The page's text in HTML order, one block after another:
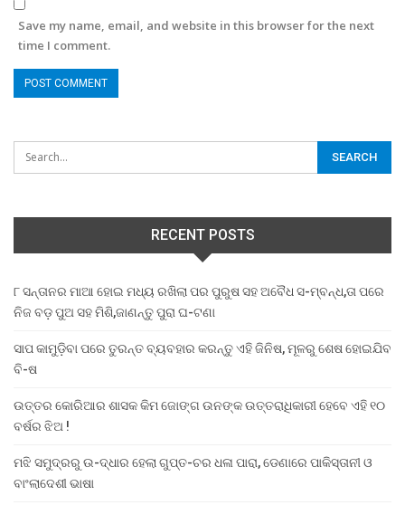
Save my name, email, and website in this browser for the next
time I comment.
RECENT POSTS
୮ ସନ୍ତାନର ମାଆ ହୋଇ ମଧ୍ୟ ରଖିଲା ପର ପୁରୁଷ ସହ ଅବୈଧ ସ-ମ୍ବନ୍ଧ,ତା ପରେ
ନିଜ ବଡ଼ ପୁଅ ସହ ମିଶି,ଜାଣନ୍ତୁ ପୁରା ଘ-ଟଣା
ସାପ କାମୁଡ଼ିବା ପରେ ତୁରନ୍ତ ବ୍ୟବହାର କରନ୍ତୁ ଏହି ଜିନିଷ, ମୂଳରୁ ଶେଷ ହୋଇଯିବ
ବି-ଷ
ଉତ୍ତର କୋରିଆର ଶାସକ କିମ ଜୋଙ୍ଗ ଉନଙ୍କ ଉତ୍ତରାଧିକାରୀ ହେବେ ଏହି ୧୦
ବର୍ଷର ଝିଅ !
ମଝି ସମୁଦ୍ରରୁ ଉ-ଦ୍ଧାର ହେଲା ଗୁପ୍ତ-ଚର ଧଳା ପାରା, ଡେଣାରେ ପାକିସ୍ତାନୀ ଓ
ବାଂଲାଦେଶୀ ଭାଷା